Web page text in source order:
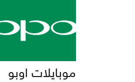
موبايلات اوبو